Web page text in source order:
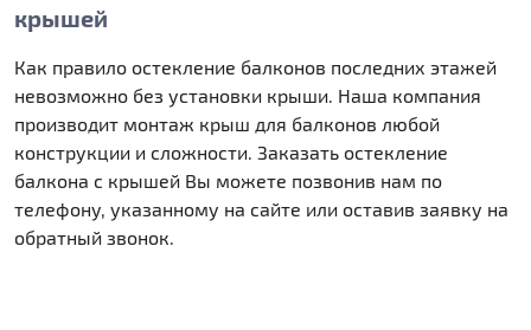
крышей
Как правило остекление балконов последних этажей
невозможно без установки крыши. Наша компания
производит монтаж крыш для балконов любой
конструкции и сложности. Заказать остекление
балкона с крышей Вы можете позвонив нам по
телефону, указанному на сайте или оставив заявку на
обратный звонок.